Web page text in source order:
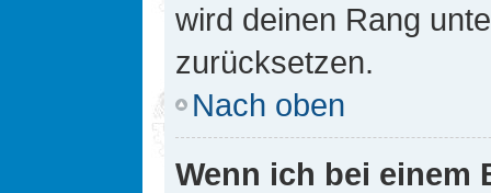
wird deinen Rang
zurücksetzen.
Nach oben
Wenn ich bei einem